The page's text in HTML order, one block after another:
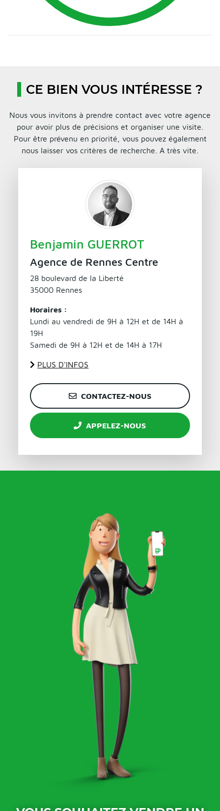
CE BIEN VOUS INTÉRESSE ?
Nous vous invitons à prendre contact avec votre agence
pour avoir plus de précisions et organiser une visite.
Pour être prévenu en priorité, vous pouvez également
nous laisser vos critères de recherche. A très vite.
Benjamin GUERROT
Agence de Rennes Centre
28 boulevard de la Liberté
35000 Rennes
Horaires :
Lundi au vendredi de 9H à 12H et de 14H à
19H
Samedi de 9H à 12H et de 14H à 17H
PLUS D'INFOS
CONTACTEZ-NOUS
APPELEZ-NOUS